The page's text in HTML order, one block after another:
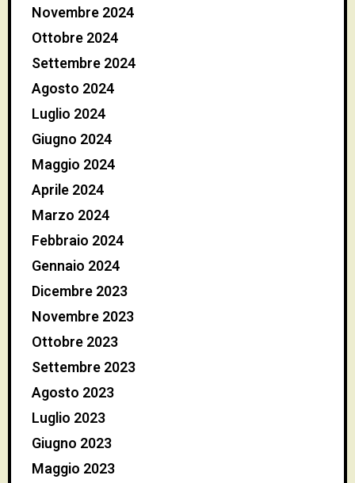
Novembre 2024
Ottobre 2024
Settembre 2024
Agosto 2024
Luglio 2024
Giugno 2024
Maggio 2024
Aprile 2024
Marzo 2024
Febbraio 2024
Gennaio 2024
Dicembre 2023
Novembre 2023
Ottobre 2023
Settembre 2023
Agosto 2023
Luglio 2023
Giugno 2023
Maggio 2023